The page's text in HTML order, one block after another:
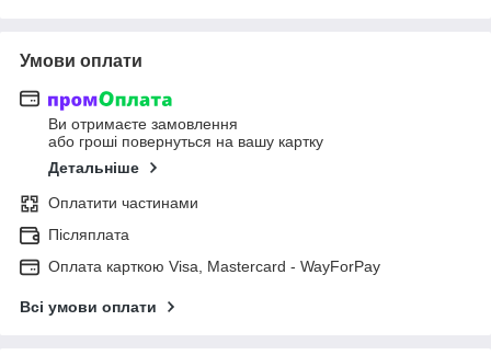
Умови оплати
Ви отримаєте замовлення
або гроші повернуться на вашу картку
Детальніше
Оплатити частинами
Післяплата
Оплата карткою Visa, Mastercard - WayForPay
Всі умови оплати